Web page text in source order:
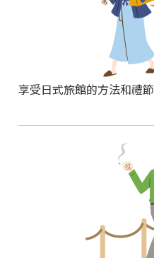
享受日式旅館的方法和禮節